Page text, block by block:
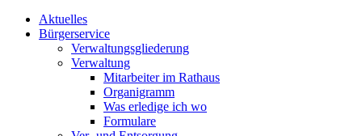
Aktuelles
Bürgerservice
Verwaltungsgliederung
Verwaltung
Mitarbeiter im Rathaus
Organigramm
Was erledige ich wo
Formulare